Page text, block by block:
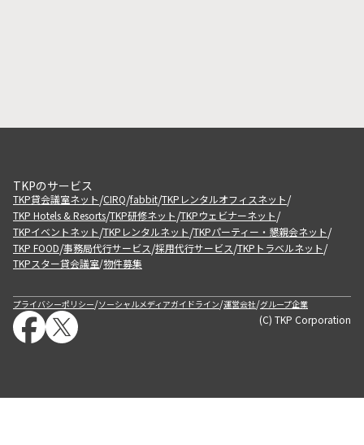
TKPのサービス
TKP貸会議室ネット/CIRQ/fabbit/TKPレンタルオフィスネット/
TKP Hotels & Resorts/TKP研修ネット/TKPウェビナーネット/
TKPイベントネット/TKPレンタルネット/TKPパーティー・懇親会ネット/
TKP FOOD/事務局代行サービス/採用代行サービス/TKPトラベルネット/
TKPスター貸会議室/物件募集
プライバシーポリシー/ソーシャルメディアガイドライン/運営会社/グループ企業
(C) TKP Corporation